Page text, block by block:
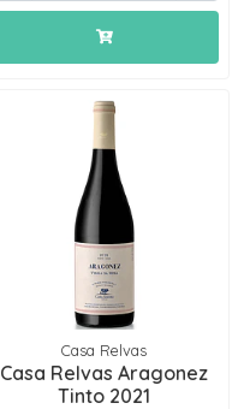
Casa Relvas
Casa Relvas Aragonez
Tinto 2021